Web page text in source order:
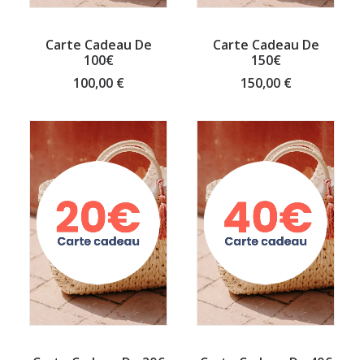
BUY GIFT CARD
Carte Cadeau De
100€
100,00 €
BUY GIFT CARD
Carte Cadeau De
150€
150,00 €